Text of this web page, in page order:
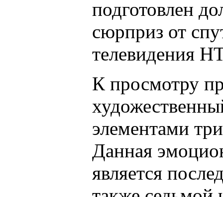
подготовлен
сюрприз от
телевидения
К просмотру
элементами
Данная
является